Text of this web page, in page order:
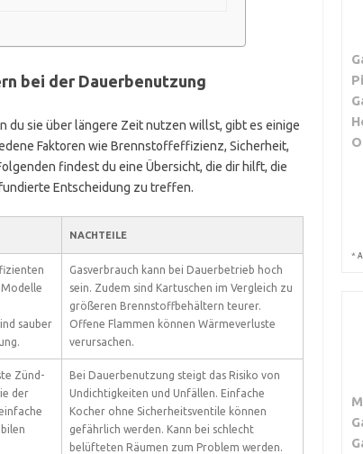
bei der Dauerbenutzung
du sie über längere Zeit nutzen willst, gibt es einige
Faktoren wie Brennstoffeffizienz, Sicherheit,
findest du eine Übersicht, die dir hilft, die
Entscheidung zu treffen.
NACHTEILE
sauber
Gasverbrauch kann bei Dauerbetrieb hoch
sein. Zudem sind Kartuschen im Vergleich zu
größeren Brennstoffbehältern teurer.
Offene Flammen können Wärmeverluste
verursachen.
Zünd-
der
Bei Dauerbenutzung steigt das Risiko von
Undichtigkeiten und Unfällen. Einfache
Kocher ohne Sicherheitsventile können
gefährlich werden. Kann bei schlecht
belüfteten Räumen zum Problem werden.
*